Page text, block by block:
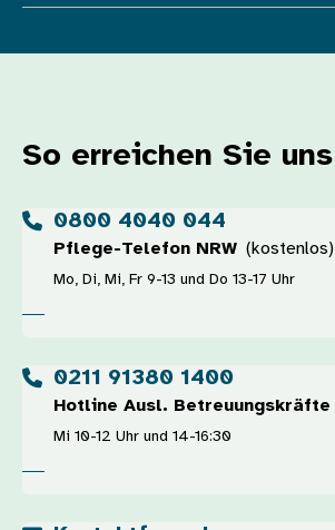
So erreichen Sie uns
0800 4040 044
Pflege-Telefon NRW (kostenlos)
Mo, Di, Mi, Fr 9-13 und Do 13-17 Uhr
0211 91380 1400
Hotline Ausl. Betreuungskräfte
Mi 10-12 Uhr und 14-16:30